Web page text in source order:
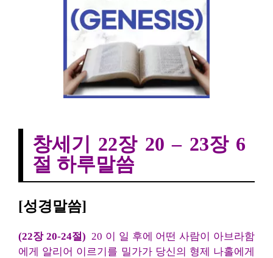
창세기 22장 20 – 23장 6
절 하루말씀
[성경말씀]
(22장 20-24절) 20 이 일 후에 어떤 사람이 아브라함
에게 알리어 이르기를 밀가가 당신의 형제 나홀에게